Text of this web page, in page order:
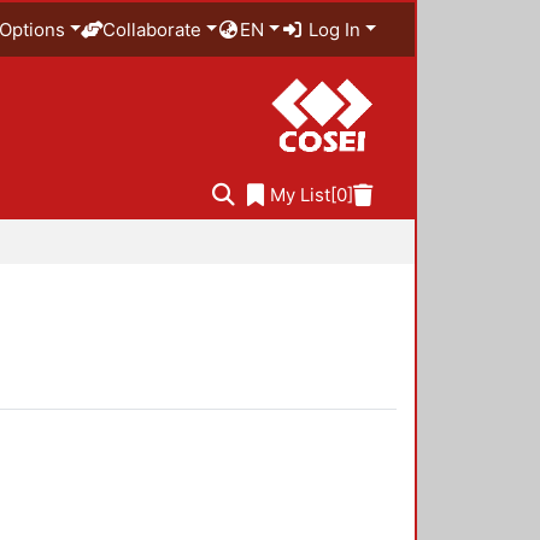
Options Collaborate EN Log In
My List[0]